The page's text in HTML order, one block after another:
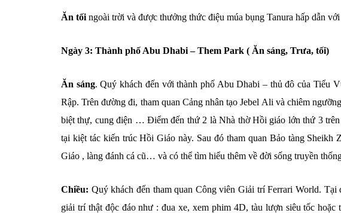
Ăn tối ngoài trời và được thưởng thức điệu múa bụng Tanura hấp dẫn
Ngày 3: Thành phố Abu Dhabi – Them Park ( Ăn sáng, Trưa, tối)
Ăn sáng. Quý khách đến với thành phố Abu Dhabi – thủ đô của Tiểu
Rập. Trên đường đi, tham quan Cảng nhân tạo Jebel Ali và chiêm
biệt thự, cung điện … Điểm đến thứ 2 là Nhà thờ Hồi giáo lớn thứ 3
tại kiệt tác kiến trúc Hồi Giáo này. Sau đó tham quan Bảo tàng
Giáo , làng đánh cá cũ… và có thể tìm hiểu thêm về đời sống truyền
Chiều: Quý khách đến tham quan Công viên Giải trí Ferrari World.
giải trí thật độc đáo như : đua xe, xem phim 4D, tàu lượn siêu tốc